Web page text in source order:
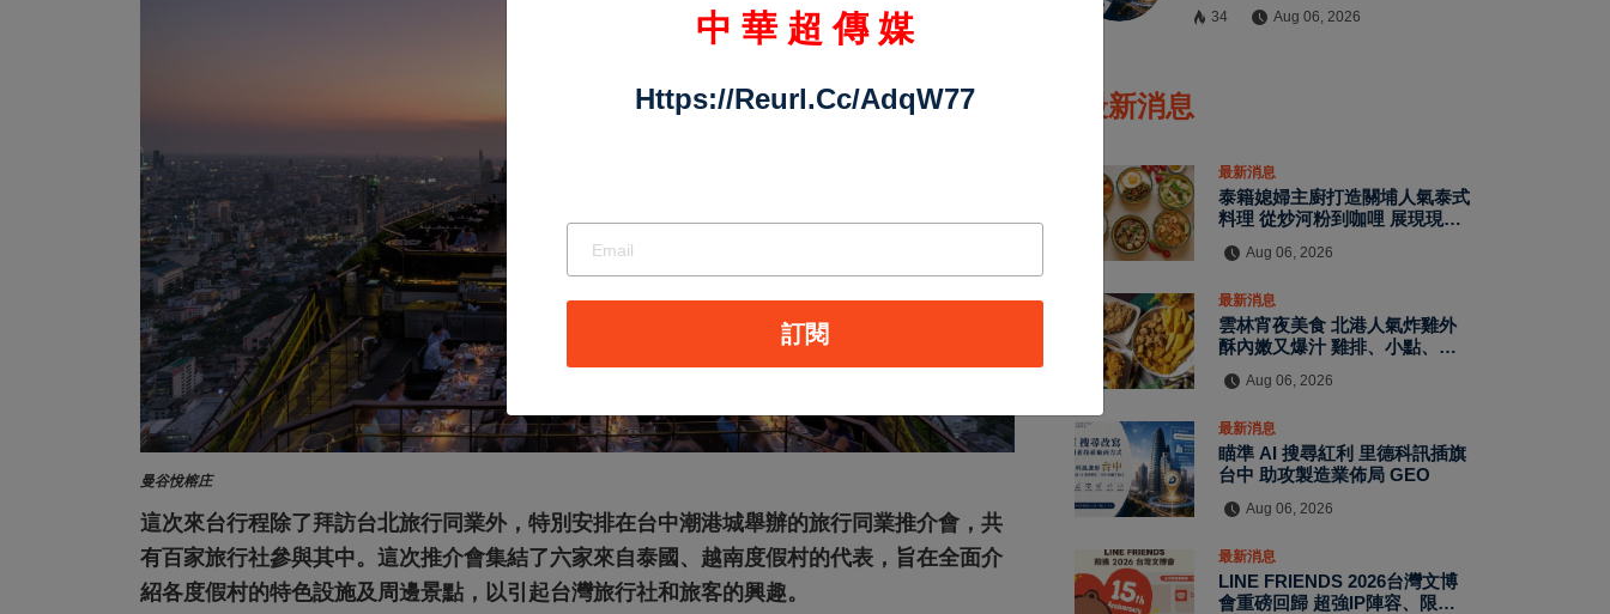
曼谷悅榕庄
這次來台行程除了拜訪台北旅行同業外，特別安排在台中潮港城舉辦的旅行同業推介會，共
有百家旅行社參與其中。這次推介會集結了六家來自泰國、越南度假村的代表，旨在全面介
紹各度假村的特色設施及周邊景點，以引起台灣旅行社和旅客的興趣。
34 Aug 06, 2026
最新消息
最新消息
泰籍媳婦主廚打造關埔人氣泰式
料理 從炒河粉到咖哩 展現現點
Aug 06, 2026
最新消息
雲林宵夜美食 北港人氣炸雞外
酥內嫩又爆汁 雞排、小點、飲
Aug 06, 2026
最新消息
瞄準 AI 搜尋紅利 里德科訊插旗
台中 助攻製造業佈局 GEO
Aug 06, 2026
最新消息
LINE FRIENDS 2026台灣文博
會重磅回歸 超強IP陣容、限定
中 華 超 傳 媒
Https://reurl.cc/adqW77
訂閱